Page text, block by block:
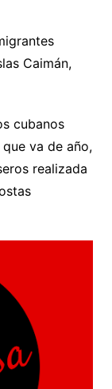
Caimán,
cubanos
va de año,
realizada